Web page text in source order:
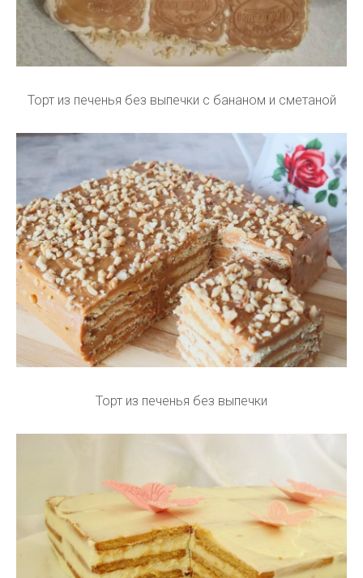
Торт из печенья без выпечки с бананом и сметаной
Торт из печенья без выпечки